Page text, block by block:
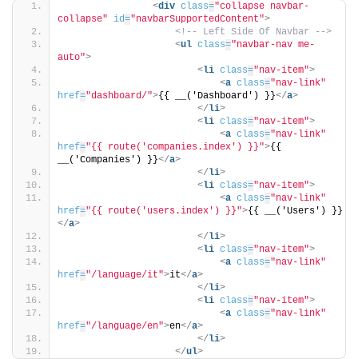
<div class="collapse navbar-
collapse"
id="navbarSupportedContent">
<!-- Left Side Of Navbar -->
<ul class="navbar-nav me-
auto">
<li class="nav-item">
<a class="nav-link"
href="dashboard/">{{ __('Dashboard') }}</a>
</li>
<li class="nav-item">
<a class="nav-link"
href="{{ route('companies.index') }}">{{
__('Companies') }}</a>
</li>
<li class="nav-item">
<a class="nav-link"
href="{{ route('users.index') }}">{{ __('Users') }}
</a>
</li>
<li class="nav-item">
<a class="nav-link"
href="/language/it">it</a>
</li>
<li class="nav-item">
<a class="nav-link"
href="/language/en">en</a>
</li>
</ul>